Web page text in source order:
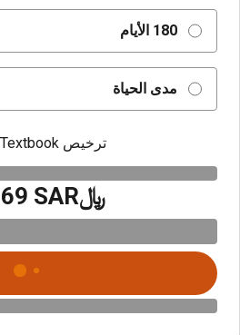
180 الأيام
مدى الحياة
ترخيص eTextbook
﷼‎77.69 SAR